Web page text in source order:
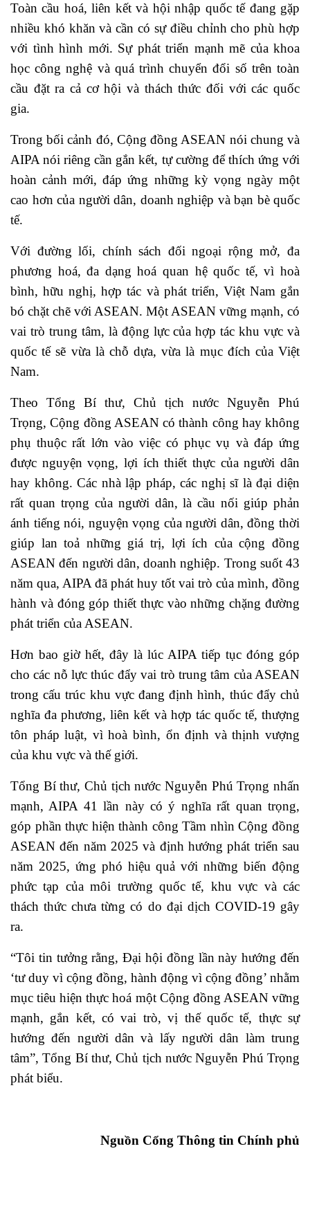
Toàn cầu hoá, liên kết và hội nhập quốc tế đang gặp
nhiều khó khăn và cần có sự điều chỉnh cho phù hợp
với tình hình mới. Sự phát triển mạnh mẽ của khoa
học công nghệ và quá trình chuyển đổi số trên toàn
cầu đặt ra cả cơ hội và thách thức đối với các quốc
gia.
Trong bối cảnh đó, Cộng đồng ASEAN nói chung và
AIPA nói riêng cần gắn kết, tự cường để thích ứng với
hoàn cảnh mới, đáp ứng những kỳ vọng ngày một
cao hơn của người dân, doanh nghiệp và bạn bè quốc
tế.
Với đường lối, chính sách đối ngoại rộng mở, đa
phương hoá, đa dạng hoá quan hệ quốc tế, vì hoà
bình, hữu nghị, hợp tác và phát triển, Việt Nam gắn
bó chặt chẽ với ASEAN. Một ASEAN vững mạnh, có
vai trò trung tâm, là động lực của hợp tác khu vực và
quốc tế sẽ vừa là chỗ dựa, vừa là mục đích của Việt
Nam.
Theo Tổng Bí thư, Chủ tịch nước Nguyễn Phú
Trọng, Cộng đồng ASEAN có thành công hay không
phụ thuộc rất lớn vào việc có phục vụ và đáp ứng
được nguyện vọng, lợi ích thiết thực của người dân
hay không. Các nhà lập pháp, các nghị sĩ là đại diện
rất quan trọng của người dân, là cầu nối giúp phản
ánh tiếng nói, nguyện vọng của người dân, đồng thời
giúp lan toả những giá trị, lợi ích của cộng đồng
ASEAN đến người dân, doanh nghiệp. Trong suốt 43
năm qua, AIPA đã phát huy tốt vai trò của mình, đồng
hành và đóng góp thiết thực vào những chặng đường
phát triển của ASEAN.
Hơn bao giờ hết, đây là lúc AIPA tiếp tục đóng góp
cho các nỗ lực thúc đẩy vai trò trung tâm của ASEAN
trong cấu trúc khu vực đang định hình, thúc đẩy chủ
nghĩa đa phương, liên kết và hợp tác quốc tế, thượng
tôn pháp luật, vì hoà bình, ổn định và thịnh vượng
của khu vực và thế giới.
Tổng Bí thư, Chủ tịch nước Nguyễn Phú Trọng nhấn
mạnh, AIPA 41 lần này có ý nghĩa rất quan trọng,
góp phần thực hiện thành công Tầm nhìn Cộng đồng
ASEAN đến năm 2025 và định hướng phát triển sau
năm 2025, ứng phó hiệu quả với những biến động
phức tạp của môi trường quốc tế, khu vực và các
thách thức chưa từng có do đại dịch COVID-19 gây
ra.
“Tôi tin tưởng rằng, Đại hội đồng lần này hướng đến
‘tư duy vì cộng đồng, hành động vì cộng đồng’ nhằm
mục tiêu hiện thực hoá một Cộng đồng ASEAN vững
mạnh, gắn kết, có vai trò, vị thế quốc tế, thực sự
hướng đến người dân và lấy người dân làm trung
tâm”, Tổng Bí thư, Chủ tịch nước Nguyễn Phú Trọng
phát biểu.
Nguồn Cổng Thông tin Chính phủ